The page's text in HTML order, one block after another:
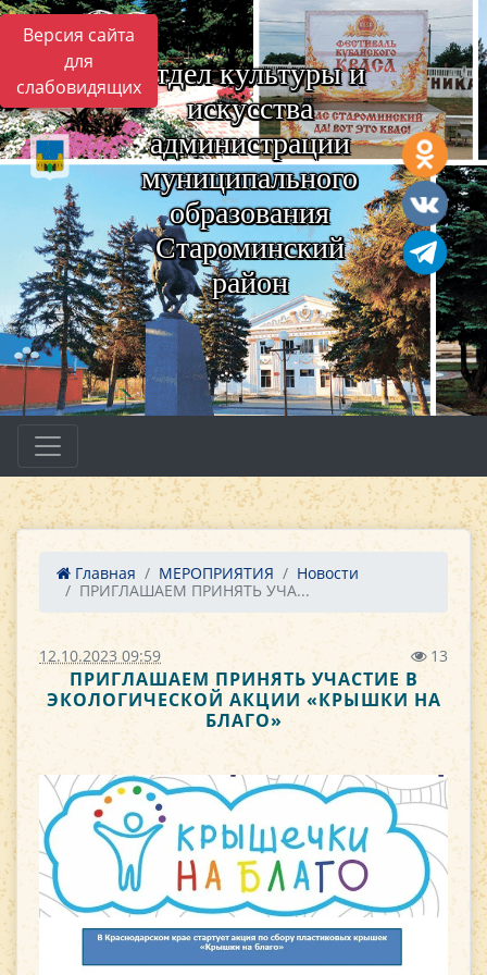
Версия сайта
для
слабовидящих Отдел культуры и
искусства
администрации
муниципального
образования
Староминский
район
Главная МЕРОПРИЯТИЯ
Новости
ПРИГЛАШАЕМ ПРИНЯТЬ УЧА...
12.10.2023 09:59 13
ПРИГЛАШАЕМ ПРИНЯТЬ УЧАСТИЕ В
ЭКОЛОГИЧЕСКОЙ АКЦИИ «КРЫШКИ НА
БЛАГО»